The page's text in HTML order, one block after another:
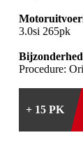
3.0si 265pk
Procedure:
+ 15 PK